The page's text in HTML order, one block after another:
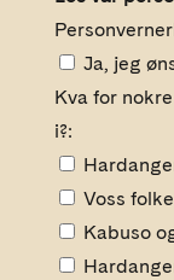
Ja, jeg
Kva for
i?:
Voss
Kabuso